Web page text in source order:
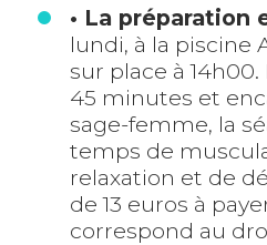
• La préparation
lundi, à la piscine
sur place à
45 minutes et
sage-femme, la
temps de
relaxation et de
de 13 euros à
correspond au